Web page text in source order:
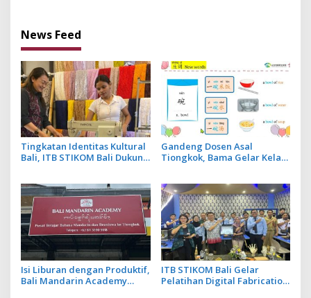
News Feed
Tingkatan Identitas Kultural
Bali, ITB STIKOM Bali Dukung
Kebaya
Gandeng Dosen Asal
Tiongkok, Bama Gelar Kelas
Restoran
Isi Liburan dengan Produktif,
Bali Mandarin Academy
ITB STIKOM Bali Gelar
Pelatihan Digital Fabrication